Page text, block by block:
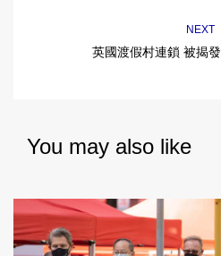
NEXT
英國渡假村連鎖 被揭
You may also like